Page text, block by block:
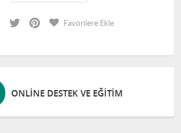
Facebook
Twitter PinterestFavorilere Ekle
ONLINE DESTEK VE EĞITIM